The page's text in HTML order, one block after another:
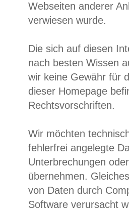
Webseiten anderer
verwiesen wurde.
Die sich auf diesen
nach besten Wissen
wir keine Gewähr für
dieser Homepage
Rechtsvorschriften.
Wir möchten
fehlerfrei angelegte
Unterbrechungen
übernehmen.
von Daten durch
Software verursacht